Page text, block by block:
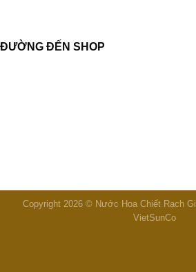
ĐƯỜNG ĐẾN SHOP
Copyright 2026 © Nước Hoa Chiết Rạch
VietSunCo